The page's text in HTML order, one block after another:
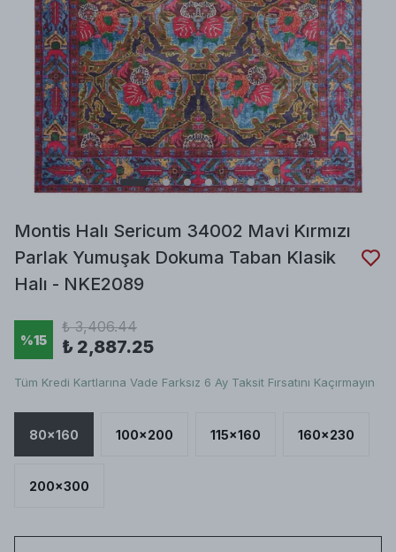
Montis Halı Sericum 34002 Mavi Kırmızı
Parlak Yumuşak Dokuma Taban Klasik
Halı - NKE2089
%15
₺ 3,406.44
₺ 2,887.25
Tüm Kredi Kartlarına Vade Farksız 6 Ay Taksit Fırsatını Kaçırmayın
80x160 100x200 115x160 160x230
200x300